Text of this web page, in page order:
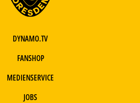
DYNAMO.TV
FANSHOP
MEDIENSERVICE
JOBS